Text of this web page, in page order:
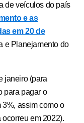
de veículos do país
e as
em 20 de
e Planejamento do
janeiro (para
para pagar o
assim como o
em 2022).